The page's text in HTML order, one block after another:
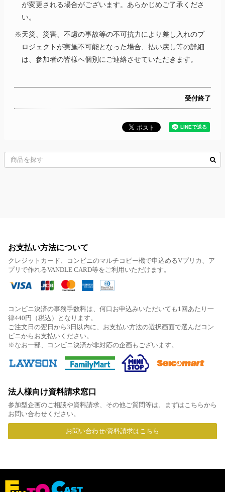
が変更される場合がございます。あらかじめご了承くださ
い。
※天災、災害、不慮の事故等の不可抗力により差し入れのプ
ロジェクトが実施不可能となった場合、払い戻し等の詳細
は、参加者の皆様へ個別にご連絡させていただきます。
受付終了
お支払い方法について
クレジットカード、コンビニのマルチコピー機で申込めるVプリカ、ア
プリで作れるVANDLE CARD等をご利用いただけます。
コンビニ決済の事務手数料は、何口お申込みいただいても1回あたり一
律440円（税込）となります。
ご注文日の翌日から3日以内に、お支払い方法の選択画面で選んだコン
ビニからお支払いください。
※なお一部、コンビニ決済が非対応の企画もございます。
法人様向け資料請求窓口
参加型企画のご相談や資料請求、その他ご質問等は、まずはこちらから
お問い合わせください。
お問い合わせ/資料請求はこちら